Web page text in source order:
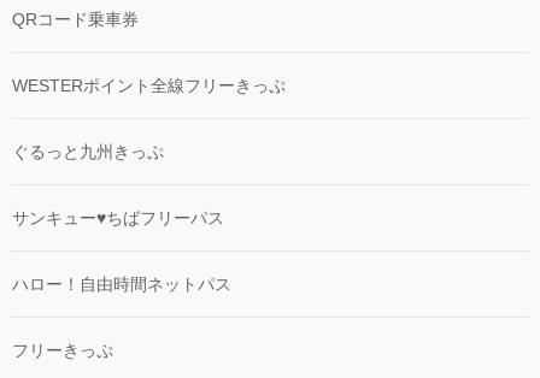
QRコード乗車券
WESTERポイント全線フリーきっぷ
ぐるっと九州きっぷ
サンキュー♥ちばフリーパス
ハロー！自由時間ネットパス
フリーきっぷ